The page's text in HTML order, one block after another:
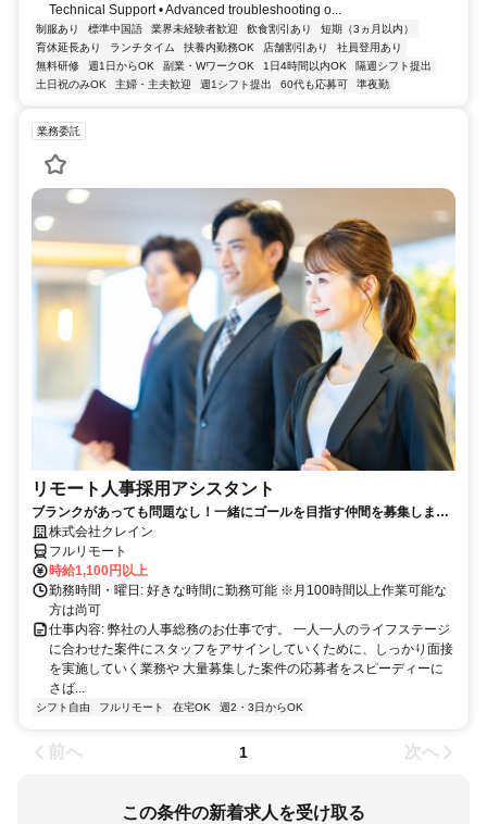
Technical Support • Advanced troubleshooting o...
制服あり 標準中国語 業界未経験者歓迎 飲食割引あり
短期（3ヵ月以内）
育休延長あり
ランチタイム 扶養内勤務OK 店舗割引あり
社員登用あり
無料研修
週1日からOK 副業・WワークOK 1日4時間以内OK
隔週シフト提出
土日祝のみOK
主婦・主夫歓迎 週1シフト提出 60代も応募可 準夜勤
業務委託
リモート人事採用アシスタント
ブランクがあっても問題なし！一緒にゴールを目指す仲間を募集しま
す！株式会社クレイン
フルリモート
時給1,100円以上
勤務時間・曜日: 好きな時間に勤務可能 ※月100時間以上作業可能な
方は尚可
仕事内容: 弊社の人事総務のお仕事です。 一人一人のライフステージ
に合わせた案件にスタッフをアサインしていくために、しっかり面接
を実施していく業務や 大量募集した案件の応募者をスピーディーに
さば...
シフト自由 フルリモート 在宅OK 週2・3日からOK
前へ 1 次へ
この条件の新着求人を受け取る